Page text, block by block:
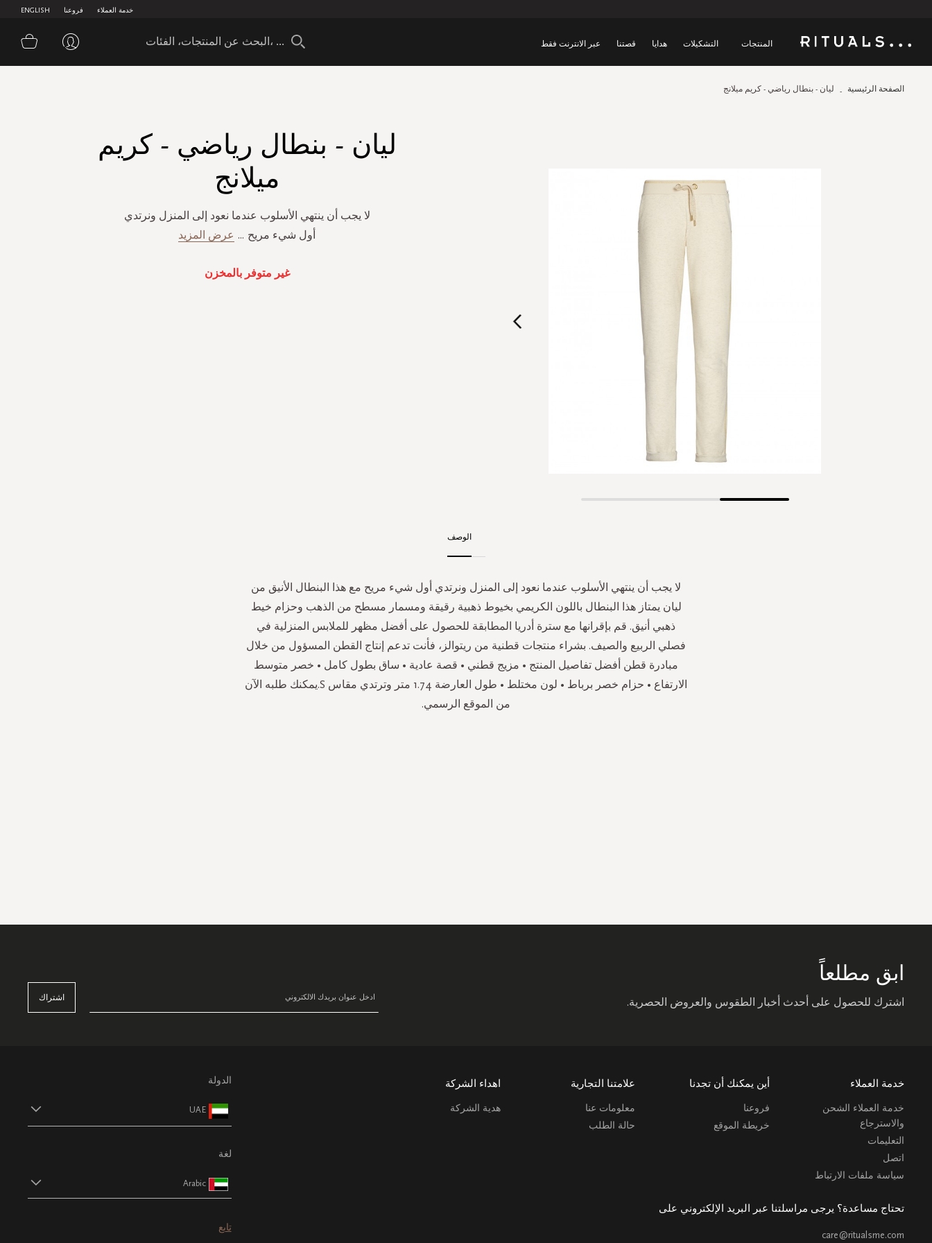
ENGLISH فروعنا خدمة العملاء
المنتجات التشكيلات هدايا قصتنا عبر الانترنت فقط سلة
الصفحة الرئيسية ليان - بنطال رياضي - كريم ميلانج
ليان - بنطال رياضي - كريم
ميلانج
لا يجب أن ينتهي الأسلوب عندما نعود إلى المنزل ونرتدي
أول شيء مريح ... عرض المزيد
غير متوفر بالمخزن
الوصف
لا يجب أن ينتهي الأسلوب عندما نعود إلى المنزل ونرتدي أول شيء مريح مع هذا البنطال الأنيق من
ليان يمتاز هذا البنطال باللون الكريمي بخيوط ذهبية رقيقة ومسمار مسطح من الذهب وحزام خيط
ذهبي أنيق. قم بإقرانها مع سترة أدريا المطابقة للحصول على أفضل مظهر للملابس المنزلية في
فصلي الربيع والصيف. بشراء منتجات قطنية من ريتوالز، فأنت تدعم إنتاج القطن المسؤول من خلال
مبادرة قطن أفضل تفاصيل المنتج • مزيج قطني • قصة عادية • ساق بطول كامل • خصر متوسط
الارتفاع • حزام خصر برباط • لون مختلط • طول العارضة 1.74 متر وترتدي مقاس S.يمكنك طلبه الآن
من الموقع الرسمي.
ابق مطلعاً
اشترك للحصول على أحدث أخبار الطقوس والعروض الحصرية. اشتراك
خدمة العملاء
خدمة العملاء الشحن
والاسترجاع
التعليمات
اتصل
سياسة ملفات الارتباط
أين يمكنك أن تجدنا
فروعنا
خريطة الموقع
علامتنا التجارية
معلومات عنا
حالة الطلب
اهداء الشركة
هدية الشركة
تحتاج مساعدة؟ يرجى مراسلتنا عبر البريد الإلكتروني على
care@ritualsme.com
الدولة
UAE
لغة
Arabic
تابع